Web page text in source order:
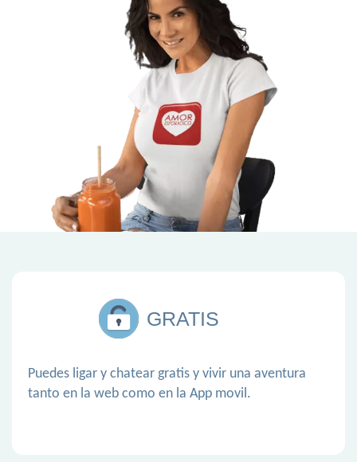
GRATIS
Puedes ligar y chatear gratis y vivir una aventura
tanto en la web como en la App movil.